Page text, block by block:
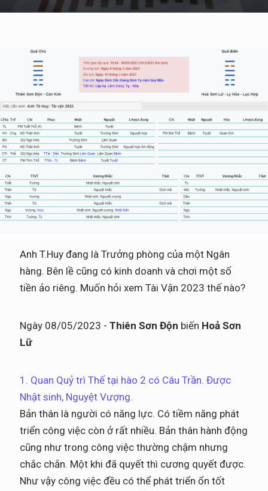
Anh T.Huy đang là Trưởng phòng của một Ngân
hàng. Bên lề cũng có kinh doanh và chơi một số
tiền ảo riêng. Muốn hỏi xem Tài Vận 2023 thế nào?
Ngày 08/05/2023 - Thiên Sơn Độn biến Hoả Sơn
Lữ
1. Quan Quỷ trì Thế tại hào 2 có Câu Trần. Được
Nhật sinh, Nguyệt Vượng.
Bản thân là người có năng lực. Có tiềm năng phát
triển công việc còn ở rất nhiều. Bản thân hành động
cũng như trong công việc thường chậm nhưng
chắc chắn. Một khi đã quyết thì cương quyết được.
Như vậy công việc đều có thể phát triển ổn tốt